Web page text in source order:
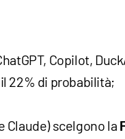
Copilot,
22% di probabilità;
Claude) scelgono la